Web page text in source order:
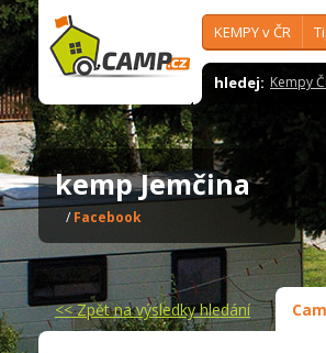
KEMPY v ČR
hledej: Kempy
kemp Jemčina
/ Facebook
<<Zpět na výsledky hledání